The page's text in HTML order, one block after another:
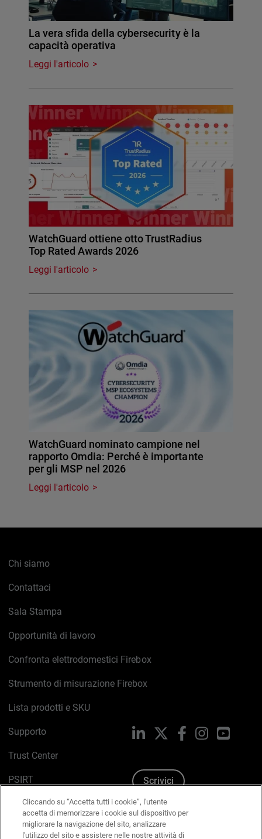
La vera sfida della cybersecurity è la
capacità operativa
Leggi l'articolo
WatchGuard ottiene otto TrustRadius
Top Rated Awards 2026
Leggi l'articolo
WatchGuard nominato campione nel
rapporto Omdia: Perché è importante
per gli MSP nel 2026
Leggi l'articolo
Chi siamo
Contattaci
Sala Stampa
Opportunità di lavoro
Confronta elettrodomestici Firebox
Strumento di misurazione Firebox
Lista prodotti e SKU
Supporto
Trust Center
PSIRT
Politica sui cookie
Informativa sulla privacy
LinkedIn FacebookInstagram
Scrivici
Cliccando su “Accetta tutti i cookie”, l'utente
accetta di memorizzare i cookie sul dispositivo per
migliorare la navigazione del sito, analizzare
l'utilizzo del sito e assistere nelle nostre attività di